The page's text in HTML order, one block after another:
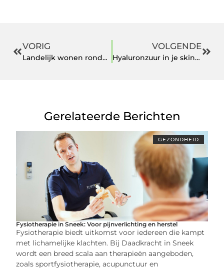
VORIG
Landelijk wonen rondom Woerden: extra beveiligingstips voor vrijstaande woningen en boerderijen
VOLGENDE
Hyaluronzuur in je skincare routine
Gerelateerde Berichten
GEZONDHEID
Fysiotherapie in Sneek: Voor pijnverlichting en herstel
Fysiotherapie biedt uitkomst voor iedereen die kampt
met lichamelijke klachten. Bij Daadkracht in Sneek
wordt een breed scala aan therapieën aangeboden,
zoals sportfysiotherapie, acupunctuur en